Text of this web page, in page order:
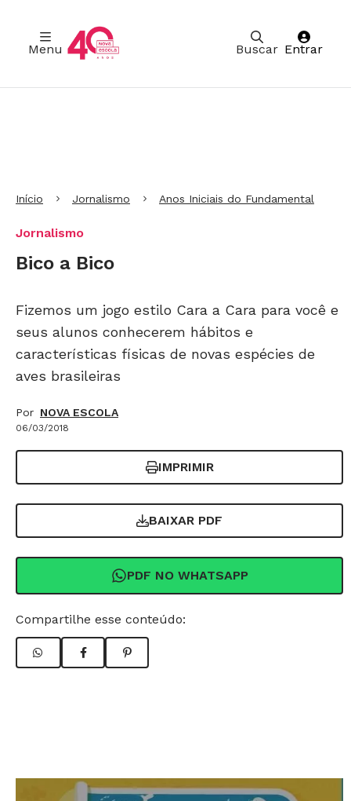
Buscar
Menu Entrar
Início Jornalismo Anos Iniciais do Fundamental
Jornalismo
Bico a Bico
Fizemos um jogo estilo Cara a Cara para você e
seus alunos conhecerem hábitos e
características físicas de novas espécies de
aves brasileiras
Por NOVA ESCOLA
06/03/2018
IMPRIMIR
BAIXAR PDF
PDF NO WHATSAPP
Compartilhe esse conteúdo: